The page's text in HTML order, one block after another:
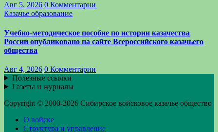
Авг 5, 2026 0 Комментарии
Казачье образование
Учебно-методическое пособие по истории казачества
России опубликовано на сайте Всероссийского казачьего
общества
Авг 4, 2026 0 Комментарии
Полезные ссылки
Газеты и журналы
Copyright © 2000-2026 Сибирское войсковое казачье общество
О войске
Структура и управление